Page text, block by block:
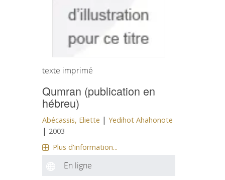
texte imprimé
Qumran (publication en
hébreu)
Abécassis, Eliette |Yedihot Ahahonote
| 2003
Plus d'information...
En ligne